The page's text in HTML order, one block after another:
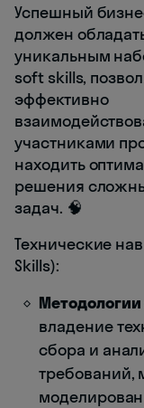
Успешный
должен
уникальным
soft skills,
эффективно
участниками
находить
решения
задач. 🧠
Технические
Skills):
владение
сбора и
требований,